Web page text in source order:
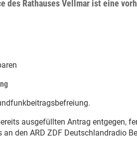
des Rathauses Vellmar ist eine
ausgefüllten Antrag entgegen,
den ARD ZDF Deutschlandradio